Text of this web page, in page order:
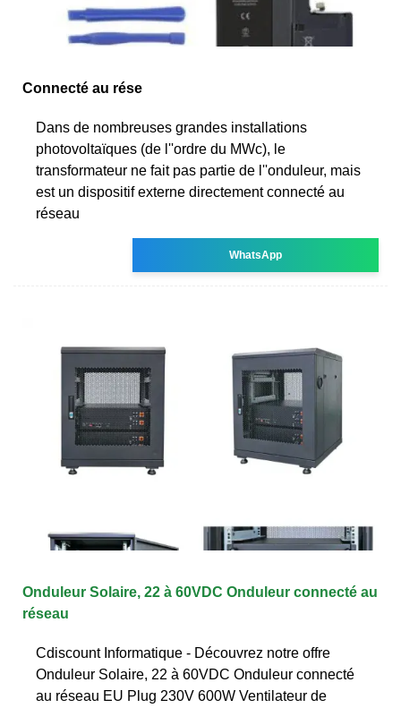
Connecté au rése
Dans de nombreuses grandes installations
photovoltaïques (de l''ordre du MWc), le
transformateur ne fait pas partie de l''onduleur, mais
est un dispositif externe directement connecté au
réseau
WhatsApp
Onduleur Solaire, 22 à 60VDC Onduleur connecté au
réseau
Cdiscount Informatique - Découvrez notre offre
Onduleur Solaire, 22 à 60VDC Onduleur connecté
au réseau EU Plug 230V 600W Ventilateur de